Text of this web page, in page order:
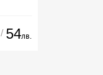
/ 54лв.